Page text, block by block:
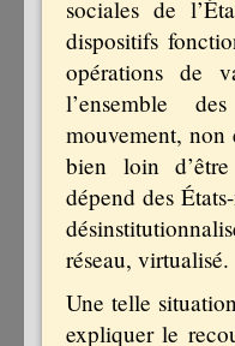
sociales de
dispositifs
opérations de
l’ensemble
mouvement, non
bien loin
dépend des
réseau, virtualisé.
Une telle
expliquer le